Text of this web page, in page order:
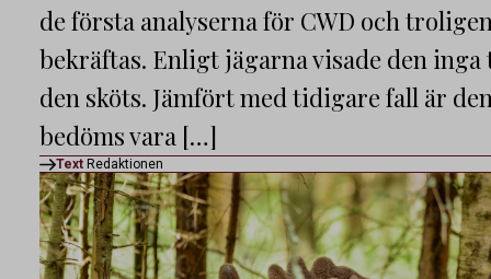
de första analyserna för CWD och
bekräftas. Enligt jägarna visade den
den sköts. Jämfört med tidigare fall är
bedöms vara […]
Text Redaktionen